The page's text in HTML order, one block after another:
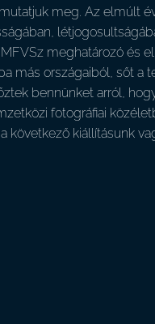
meg. Az elmúlt
meghatározó és
más országaiból, sőt a
bennünket arról,
fotográfiai
következő kiállításunk